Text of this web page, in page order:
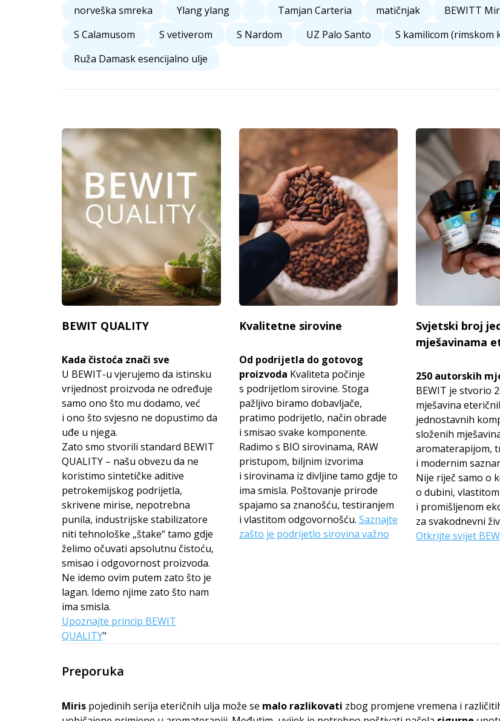
norveška smreka
Ylang ylang Tamjan Carteria matičnjak BEWITT
S Calamusom
S vetiverom S Nardom UZ Palo Santo S kamilicom (rimskom
Ruža Damask esencijalno ulje
BEWIT QUALITY
Kada čistoća znači sve
U BEWIT-u vjerujemo da istinsku
vrijednost proizvoda ne određuje
samo ono što mu dodamo, već
i ono što svjesno ne dopustimo da
uđe u njega.
Zato smo stvorili standard BEWIT
QUALITY – našu obvezu da ne
koristimo sintetičke aditive
petrokemijskog podrijetla,
skrivene mirise, nepotrebna
punila, industrijske stabilizatore
niti tehnološke „štake“ tamo gdje
želimo očuvati apsolutnu čistoću,
smisao i odgovornost proizvoda.
Ne idemo ovim putem zato što je
lagan. Idemo njime zato što nam
ima smisla.
Upoznajte princip BEWIT
QUALITY"
Kvalitetne sirovine
Od podrijetla do gotovog
proizvoda Kvaliteta počinje
s podrijetlom sirovine. Stoga
pažljivo biramo dobavljače,
pratimo podrijetlo, način obrade
i smisao svake komponente.
Radimo s BIO sirovinama, RAW
pristupom, biljnim izvorima
i sirovinama iz divljine tamo gdje to
ima smisla. Poštovanje prirode
spajamo sa znanošću, testiranjem
i vlastitom odgovornošću. Saznajte
zašto je podrijetlo sirovina važno
Svjetski broj
mješavinama
250 autorskih
BEWIT je stvorio
mješavina
jednostavnih
složenih
aromaterapijom,
i modernim
Nije riječ samo o
o dubini,
i promišljenom
za svakodnevni
Otkrijte svijet
Preporuka
Miris pojedinih serija eteričnih ulja može se malo razlikovati zbog promjene vremena i